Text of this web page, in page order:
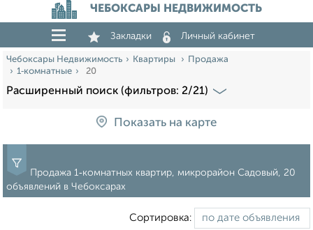
ЧЕБОКСАРЫ НЕДВИЖИМОСТЬ
Закладки Личный кабинет
Чебоксары Недвижимость Квартиры
Продажа
1‑комнатные
20
Расширенный поиск (фильтров: 2/21)
Показать на карте
Продажа 1‑комнатных квартир, микрорайон Садовый, 20
объявлений в Чебоксарах
Сортировка: